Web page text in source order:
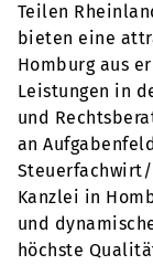
Teilen
bieten eine
Homburg aus
Leistungen in
und
an
Kanzlei in
und
höchste